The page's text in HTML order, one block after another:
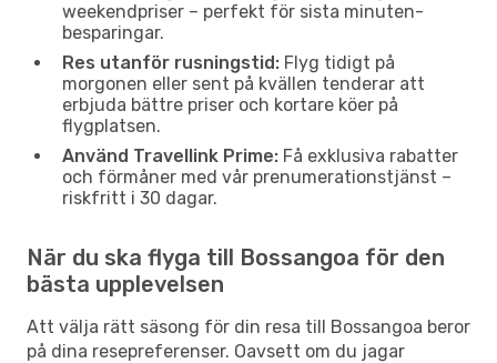
weekendpriser – perfekt för sista minuten-
besparingar.
Res utanför rusningstid: Flyg tidigt på
morgonen eller sent på kvällen tenderar att
erbjuda bättre priser och kortare köer på
flygplatsen.
Använd Travellink Prime: Få exklusiva rabatter
och förmåner med vår prenumerationstjänst –
riskfritt i 30 dagar.
När du ska flyga till Bossangoa för den
bästa upplevelsen
Att välja rätt säsong för din resa till Bossangoa beror
på dina resepreferenser. Oavsett om du jagar